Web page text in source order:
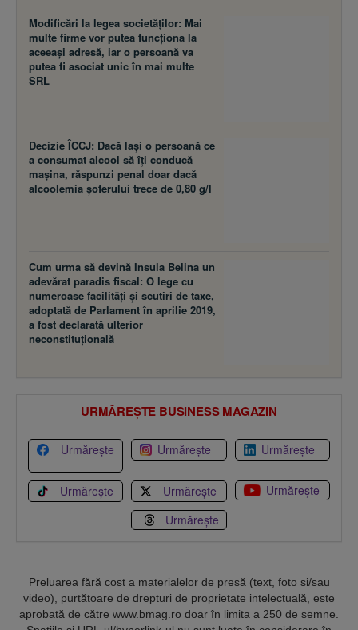
Modificări la legea societăţilor: Mai
multe firme vor putea funcţiona la
aceeaşi adresă, iar o persoană va
putea fi asociat unic în mai multe
SRL
Decizie ÎCCJ: Dacă laşi o persoană ce
a consumat alcool să îţi conducă
maşina, răspunzi penal doar dacă
alcoolemia şoferului trece de 0,80 g/l
Cum urma să devină Insula Belina un
adevărat paradis fiscal: O lege cu
numeroase facilităţi şi scutiri de taxe,
adoptată de Parlament în aprilie 2019,
a fost declarată ulterior
neconstituţională
URMĂREȘTE BUSINESS MAGAZIN
Urmărește Urmărește Urmărește
Urmărește Urmărește
Urmărește
Urmărește
Preluarea fără cost a materialelor de presă (text, foto si/sau
video), purtătoare de drepturi de proprietate intelectuală, este
aprobată de către www.bmag.ro doar în limita a 250 de semne.